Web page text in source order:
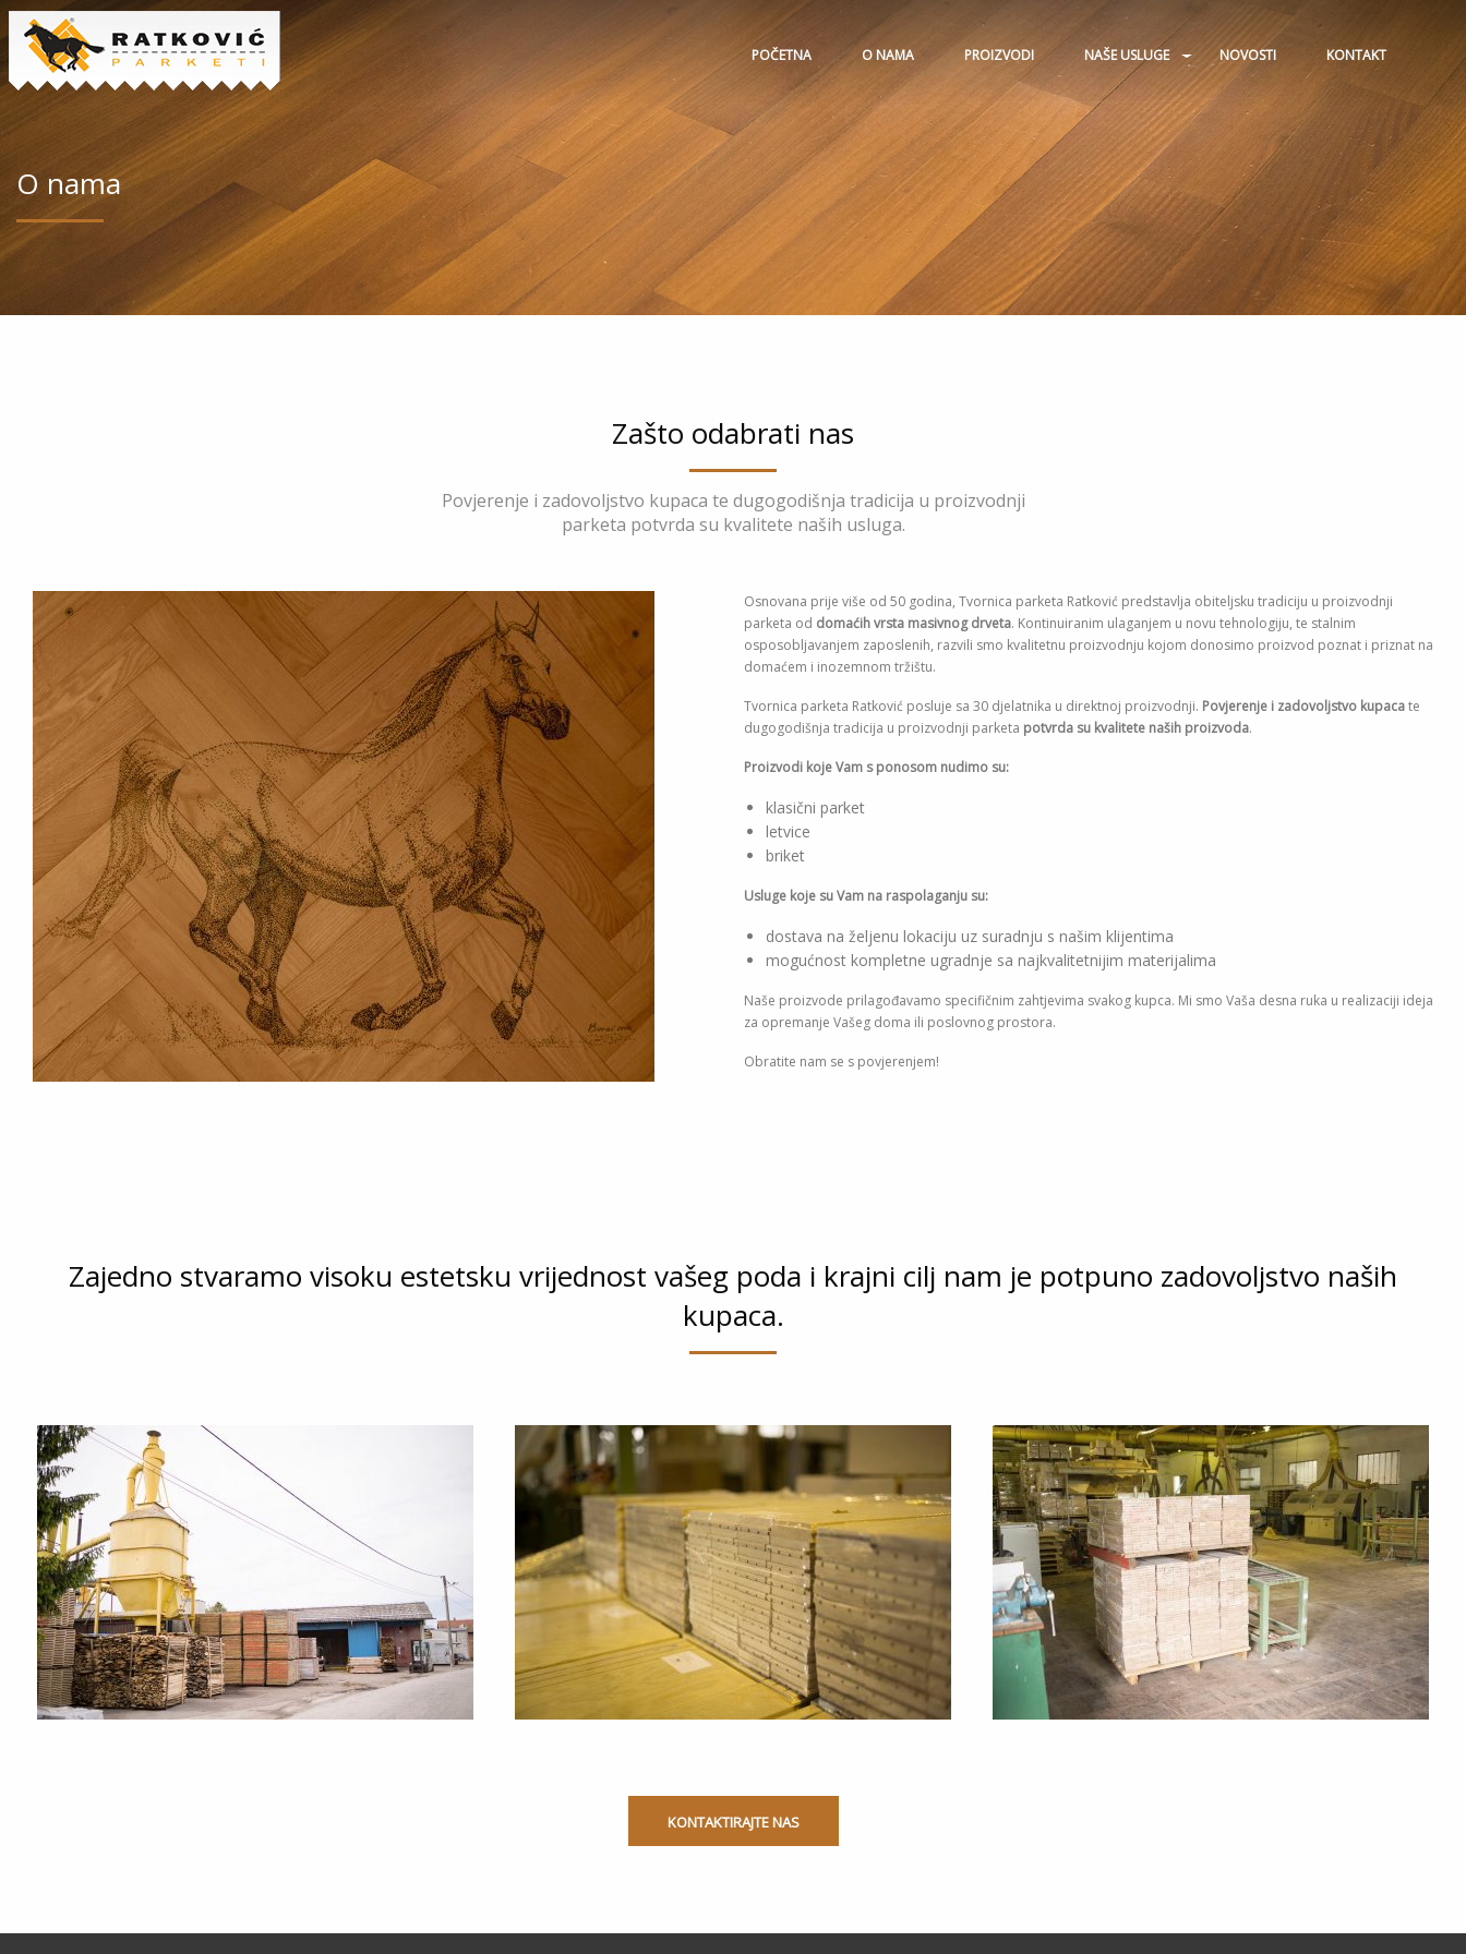
POČETNA O NAMA PROIZVODI NAŠE USLUGE NOVOSTI KONTAKT
O nama
Zašto odabrati nas
Povjerenje i zadovoljstvo kupaca te dugogodišnja tradicija u proizvodnji
parketa potvrda su kvalitete naših usluga.
Osnovana prije više od 50 godina, Tvornica parketa Ratković predstavlja obiteljsku tradiciju u proizvodnji
parketa od domaćih vrsta masivnog drveta. Kontinuiranim ulaganjem u novu tehnologiju, te stalnim
osposobljavanjem zaposlenih, razvili smo kvalitetnu proizvodnju kojom donosimo proizvod poznat i priznat na
domaćem i inozemnom tržištu.
Tvornica parketa Ratković posluje sa 30 djelatnika u direktnoj proizvodnji. Povjerenje i zadovoljstvo kupacate
dugogodišnja tradicija u proizvodnji parketa potvrda su kvalitete naših proizvoda.
Proizvodi koje Vam s ponosom nudimo su:
klasični parket
letvice
briket
Usluge koje su Vam na raspolaganju su:
dostava na željenu lokaciju uz suradnju s našim klijentima
mogućnost kompletne ugradnje sa najkvalitetnijim materijalima
Naše proizvode prilagođavamo specifičnim zahtjevima svakog kupca. Mi smo Vaša desna ruka u realizaciji ideja
za opremanje Vašeg doma ili poslovnog prostora.
Obratite nam se s povjerenjem!
Zajedno stvaramo visoku estetsku vrijednost vašeg poda i krajni cilj nam je potpuno zadovoljstvo naših
kupaca.
KONTAKTIRAJTE NAS